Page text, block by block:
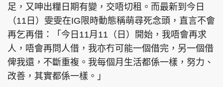
親子王 Oh!爸媽 JobMarket
頭條搵工 EDUPLUS
足，又呻出糧日期有變，交唔切租。而最新到今日
（11日）雯雯在IG限時動態稱萌尋死念頭，直言不會
再乞再借：「今日11月11（日）開始，我唔會再求
人，唔會再問人借，我亦冇可能一個借完，另一個借
俾我還，不斷重複。我每個月生活都係一樣，努力、
改善，其實都係一樣。」